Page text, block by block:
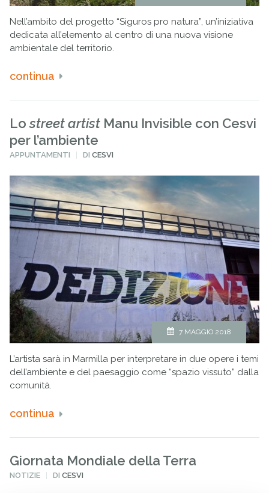
Nell’ambito del progetto “Siguros pro natura”, un’iniziativa
dedicata all’elemento al centro di una nuova visione
ambientale del territorio.
continua
Lostreet artist Manu Invisible con Cesvi
per l’ambiente
PUBBLICATO
APPUNTAMENTI DICESVI
7 MAGGIO 2018
L’artista sarà in Marmilla per interpretare in due opere i temi
dell’ambiente e del paesaggio come “spazio vissuto” dalla
comunità.
continua
Giornata Mondiale della Terra
PUBBLICATO
NOTIZIE DICESVI